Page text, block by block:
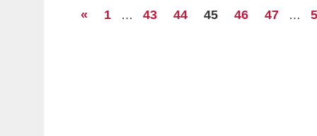
Seitennummerierung
«Vorherige
1 … 43 44 45 46 47 …